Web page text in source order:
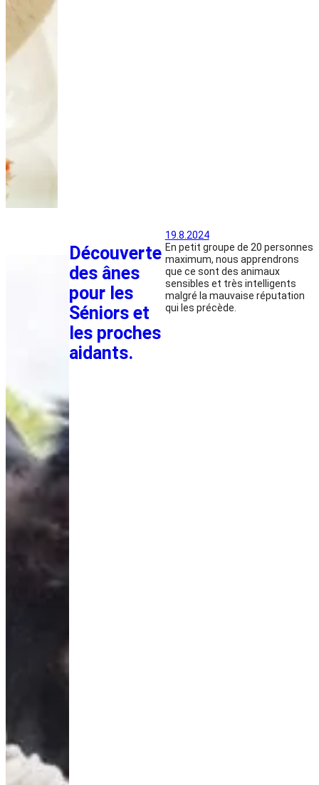
Découverte
des ânes
pour les
Séniors et
les proches
aidants.
19.8.2024
En petit groupe de 20 personnes
maximum, nous apprendrons
que ce sont des animaux
sensibles et très intelligents
malgré la mauvaise réputation
qui les précède.